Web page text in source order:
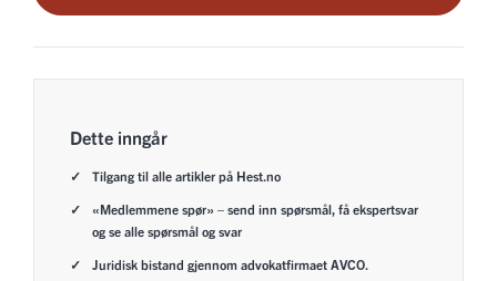
Dette inngår
Tilgang til alle artikler på Hest.no
«Medlemmene spør» – send inn spørsmål, få ekspertsvar
og se alle spørsmål og svar
Juridisk bistand gjennom advokatfirmaet AVCO.